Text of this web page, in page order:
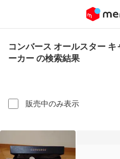
コンバース オールスター
ーカー の検索結果
販売中のみ表示